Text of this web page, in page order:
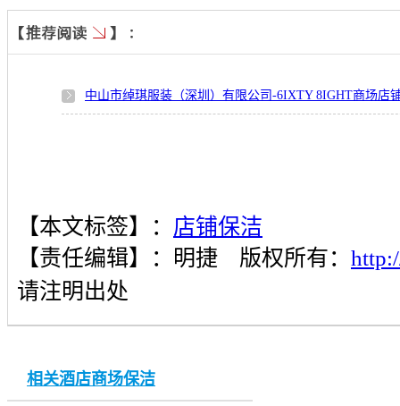
中山市绰琪服装（深圳）有限公司-6IXTY 8IGHT商场店
【本文标签】： 店铺保洁
【责任编辑】： 明捷 版权所有：
请注明出处
相关酒店商场保洁